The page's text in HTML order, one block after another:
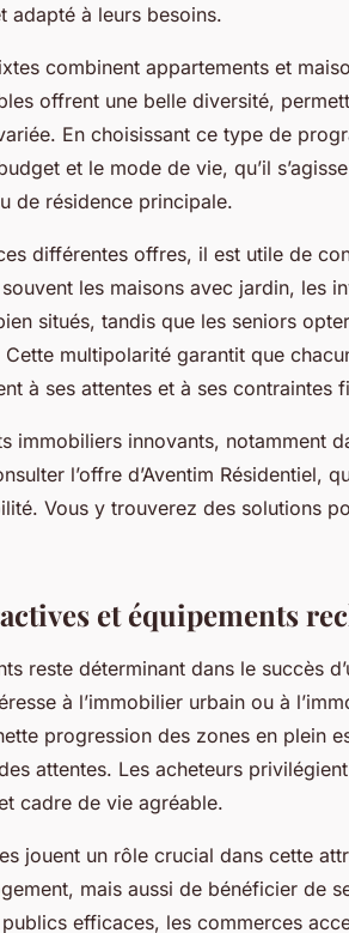
adapté à leurs besoins.
combinent appartements et
offrent une belle diversité,
En choisissant ce type de
et le mode de vie, qu’il
de résidence principale.
différentes offres, il est utile de
les maisons avec jardin, les
situés, tandis que les seniors
multipolarité garantit que
à ses attentes et à ses contraintes
immobiliers innovants, notamment
l’offre d’Aventim Résidentiel,
Vous y trouverez des solutions
et équipements
reste déterminant dans le succès
à l’immobilier urbain ou à
progression des zones en plein
attentes. Les acheteurs
cadre de vie agréable.
jouent un rôle crucial dans cette
mais aussi de bénéficier de
efficaces, les commerces